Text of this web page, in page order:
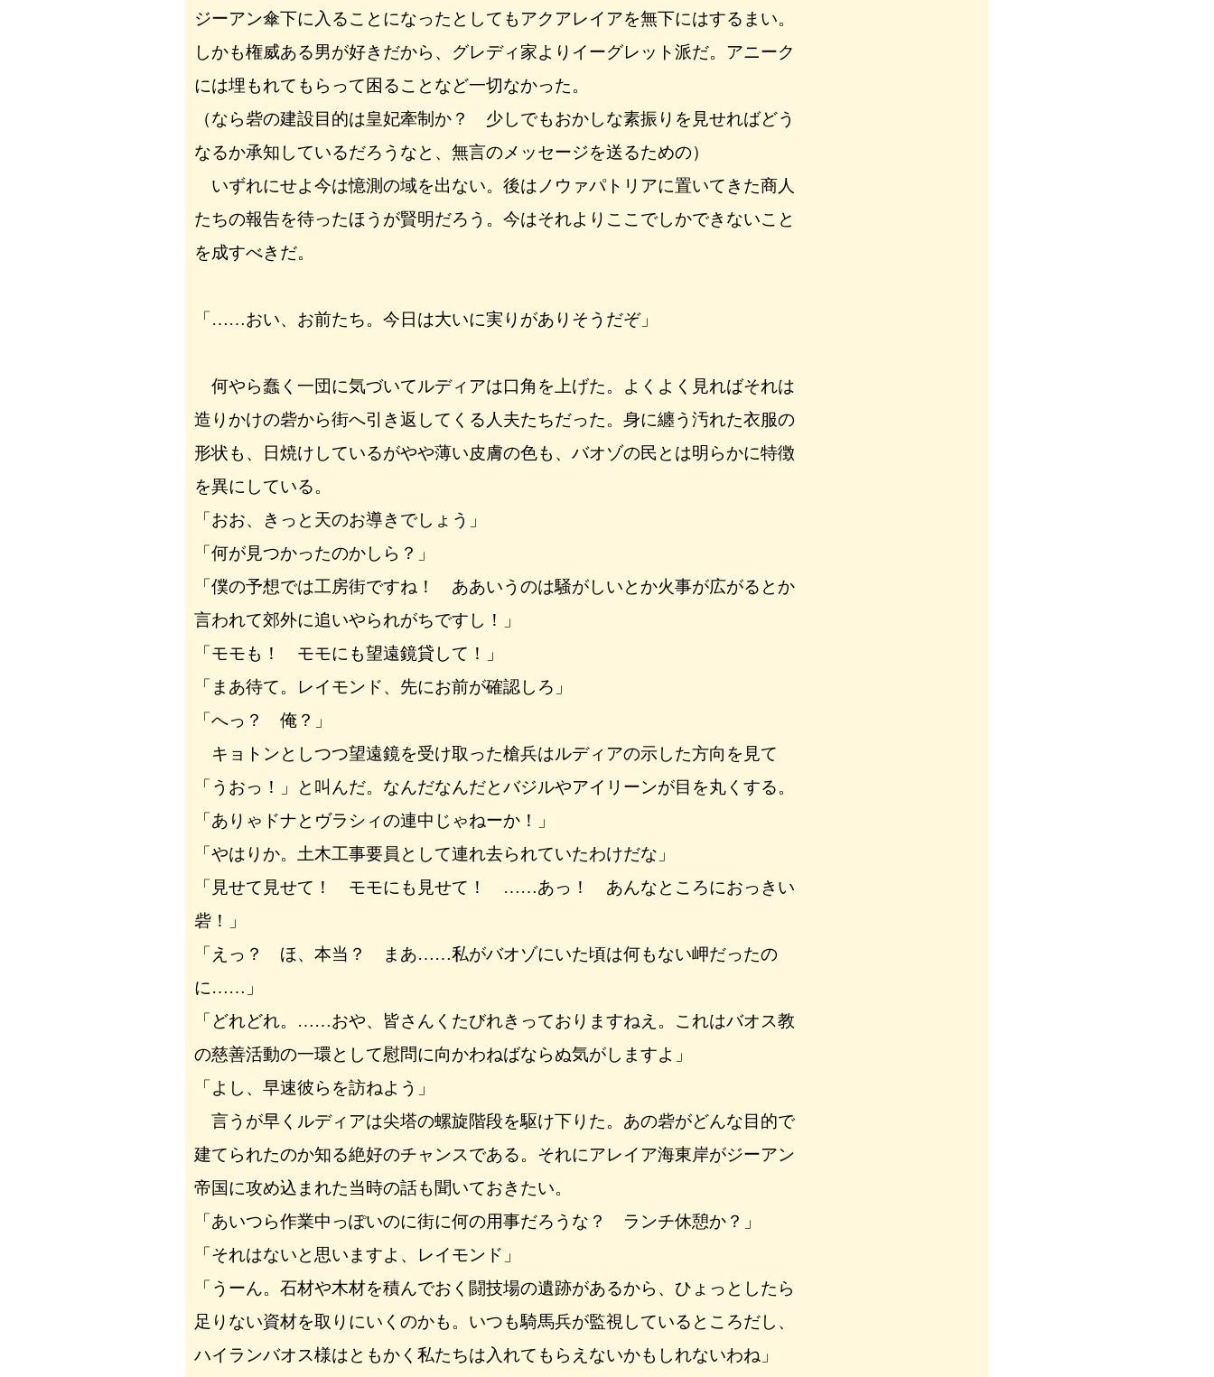
ジーアン傘下に入ることになったとしてもアクアレイアを無下にはするまい。
しかも権威ある男が好きだから、グレディ家よりイーグレット派だ。アニーク
には埋もれてもらって困ることなど一切なかった。
（なら砦の建設目的は皇妃牽制か？ 少しでもおかしな素振りを見せればどう
なるか承知しているだろうなと、無言のメッセージを送るための）
いずれにせよ今は憶測の域を出ない。後はノウァパトリアに置いてきた商人
たちの報告を待ったほうが賢明だろう。今はそれよりここでしかできないこと
を成すべきだ。
「……おい、お前たち。今日は大いに実りがありそうだぞ」
何やら蠢く一団に気づいてルディアは口角を上げた。よくよく見ればそれは
造りかけの砦から街へ引き返してくる人夫たちだった。身に纏う汚れた衣服の
形状も、日焼けしているがやや薄い皮膚の色も、バオゾの民とは明らかに特徴
を異にしている。
「おお、きっと天のお導きでしょう」
「何が見つかったのかしら？」
「僕の予想では工房街ですね！ ああいうのは騒がしいとか火事が広がるとか
言われて郊外に追いやられがちですし！」
「モモも！ モモにも望遠鏡貸して！」
「まあ待て。レイモンド、先にお前が確認しろ」
「へっ？ 俺？」
キョトンとしつつ望遠鏡を受け取った槍兵はルディアの示した方向を見て
「うおっ！」と叫んだ。なんだなんだとバジルやアイリーンが目を丸くする。
「ありゃドナとヴラシィの連中じゃねーか！」
「やはりか。土木工事要員として連れ去られていたわけだな」
「見せて見せて！ モモにも見せて！ ……あっ！ あんなところにおっきい
砦！」
「えっ？ ほ、本当？ まあ……私がバオゾにいた頃は何もない岬だったの
に……」
「どれどれ。……おや、皆さんくたびれきっておりますねえ。これはバオス教
の慈善活動の一環として慰問に向かわねばならぬ気がしますよ」
「よし、早速彼らを訪ねよう」
言うが早くルディアは尖塔の螺旋階段を駆け下りた。あの砦がどんな目的で
建てられたのか知る絶好のチャンスである。それにアレイア海東岸がジーアン
帝国に攻め込まれた当時の話も聞いておきたい。
「あいつら作業中っぽいのに街に何の用事だろうな？ ランチ休憩か？」
「それはないと思いますよ、レイモンド」
「うーん。石材や木材を積んでおく闘技場の遺跡があるから、ひょっとしたら
足りない資材を取りにいくのかも。いつも騎馬兵が監視しているところだし、
ハイランバオス様はともかく私たちは入れてもらえないかもしれないわね」